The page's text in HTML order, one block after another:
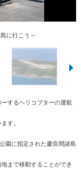
に行こう～
）
村）
嘉敷村）
名喜村）
村）
名村）
平屋村）
するヘリコプターの運航
す。
園に指定された慶良間諸島
まで移動することができ